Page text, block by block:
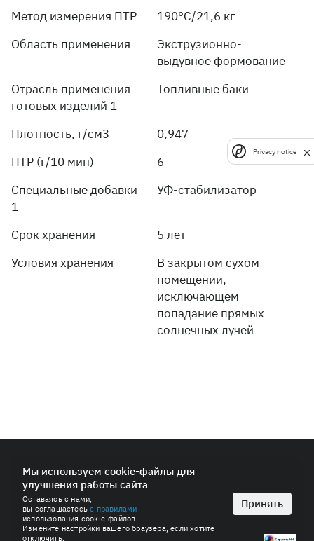
Метод измерения ПТР
190°C/21,6 кг
Область применения
Экструзионно-
выдувное формование
Отрасль применения
готовых изделий 1
Топливные баки
Плотность, г/см3
0,947
ПТР (г/10 мин)
6
Специальные добавки
1
УФ-стабилизатор
Срок хранения
5 лет
Условия хранения
В закрытом сухом
помещении,
исключающем
попадание прямых
солнечных лучей
© 2026 ПАО «СИБУР-Холдинг»
Политика в области обработки персональных данных
Антимонопольная политика
Пользовательское соглашение
Мы используем cookie-файлы для
улучшения работы сайта
Оставаясь с нами,
вы соглашаетесьс правилами
использования cookie-файлов.
Измените настройки вашего браузера, если хотите
отключить.
Принять
Privacy notice